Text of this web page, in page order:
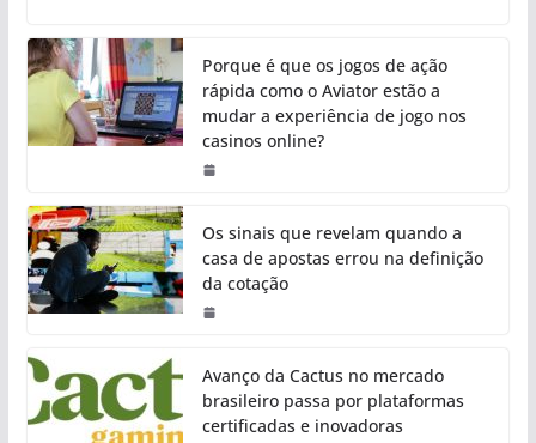
Porque é que os jogos de ação
rápida como o Aviator estão a
mudar a experiência de jogo nos
casinos online?
Os sinais que revelam quando a
casa de apostas errou na definição
da cotação
Avanço da Cactus no mercado
brasileiro passa por plataformas
certificadas e inovadoras